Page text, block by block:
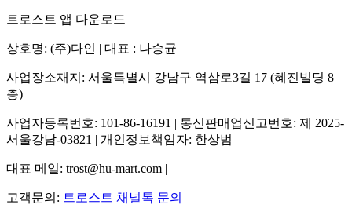
트로스트 앱 다운로드
상호명: (주)다인 | 대표 : 나승균
사업장소재지: 서울특별시 강남구 역삼로3길 17 (혜진빌딩 8
층)
사업자등록번호: 101-86-16191 | 통신판매업신고번호: 제 2025-
서울강남-03821 | 개인정보책임자: 한상범
대표 메일: trost@hu-mart.com |
고객문의: 트로스트 채널톡 문의